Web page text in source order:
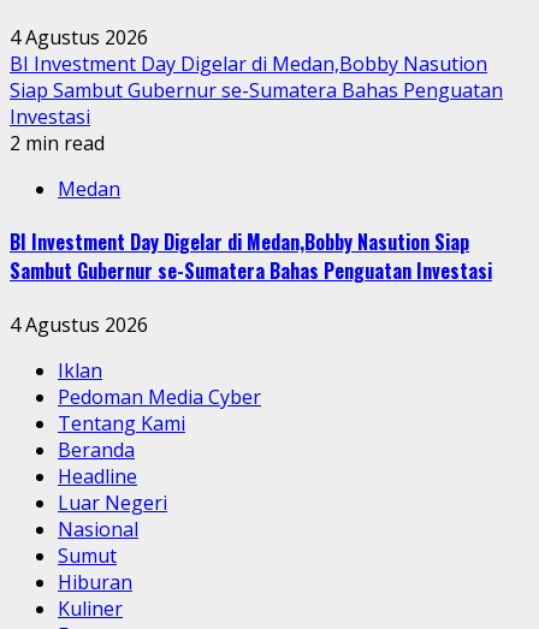
4 Agustus 2026
BI Investment Day Digelar di Medan,Bobby Nasution
Siap Sambut Gubernur se-Sumatera Bahas Penguatan
Investasi
2 min read
Medan
BI Investment Day Digelar di Medan,Bobby Nasution Siap
Sambut Gubernur se-Sumatera Bahas Penguatan Investasi
4 Agustus 2026
Iklan
Pedoman Media Cyber
Tentang Kami
Beranda
Headline
Luar Negeri
Nasional
Sumut
Hiburan
Kuliner